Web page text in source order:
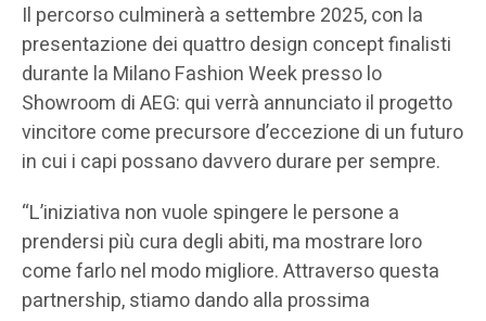
Il percorso culminerà a settembre 2025, con la
presentazione dei quattro design concept finalisti
durante la Milano Fashion Week presso lo
Showroom di AEG: qui verrà annunciato il progetto
vincitore come precursore d’eccezione di un futuro
in cui i capi possano davvero durare per sempre.
“L’iniziativa non vuole spingere le persone a
prendersi più cura degli abiti, ma mostrare loro
come farlo nel modo migliore. Attraverso questa
partnership, stiamo dando alla prossima